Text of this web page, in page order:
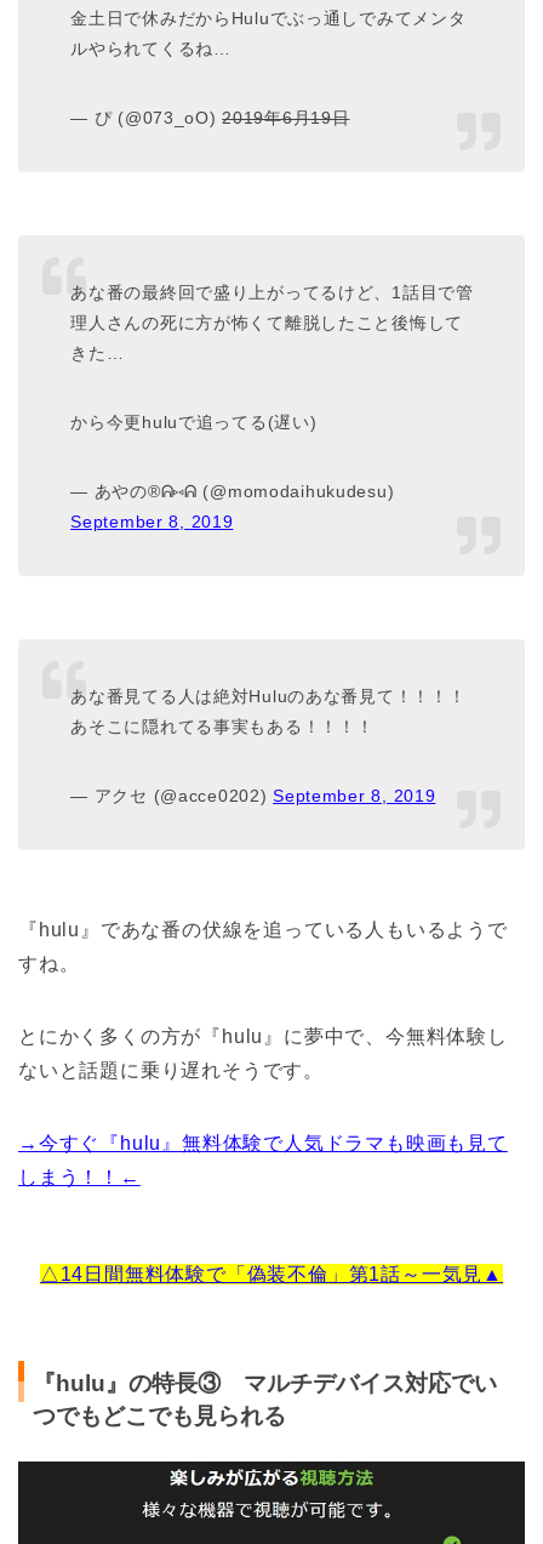
金土日で休みだからHuluでぶっ通しでみてメンタ
ルやられてくるね…
— ぴ (@073_oO)2019年6月19日
あな番の最終回で盛り上がってるけど、1話目で管
理人さんの死に方が怖くて離脱したこと後悔して
きた…
から今更huluで追ってる(遅い)
— あやの®ᕱ⑅︎ᕱ (@momodaihukudesu)
September 8, 2019
あな番見てる人は絶対Huluのあな番見て！！！！
あそこに隠れてる事実もある！！！！
— アクセ (@acce0202)September 8, 2019
『hulu』であな番の伏線を追っている人もいるようで
すね。
とにかく多くの方が『hulu』に夢中で、今無料体験し
ないと話題に乗り遅れそうです。
→今すぐ『hulu』無料体験で人気ドラマも映画も見て
しまう！！←
△14日間無料体験で「偽装不倫」第1話～一気見▲
『hulu』の特長③ マルチデバイス対応でい
つでもどこでも見られる